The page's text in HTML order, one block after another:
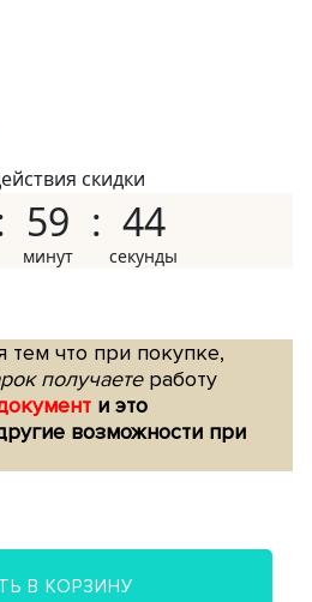
скидки
59 43
тем что при покупке,
получаетеработу
и это
возможности при
В КОРЗИНУ